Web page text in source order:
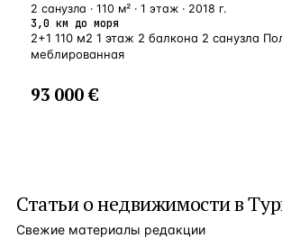
2 санузла · 110 м² · 1 этаж · 2018 г.
3,0 км до моря
2+1 110 м2 1 этаж 2 балкона 2 санузла
меблированная
93 000 €
Статьи онедвижимости в
Свежие материалы редакции